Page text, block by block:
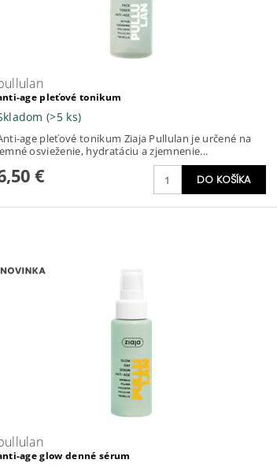
age pleťové tonikum
(>5 ks)
age pleťové tonikum Ziaja Pullulan je určené na
osvieženie, hydratáciu a zjemnenie...
€
age glow denné sérum